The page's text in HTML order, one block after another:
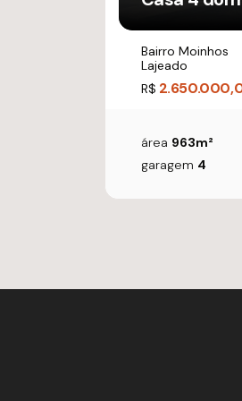
Bairro Moinhos
Lajeado
R$
área 963m²
garagem 4